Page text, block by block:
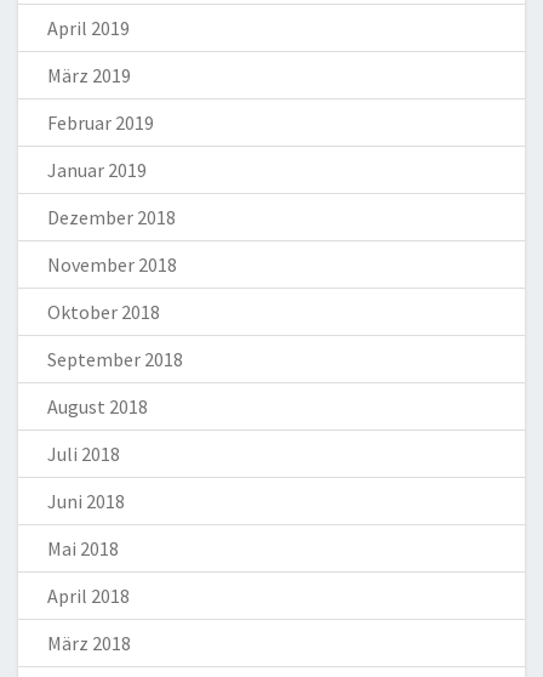
April 2019
März 2019
Februar 2019
Januar 2019
Dezember 2018
November 2018
Oktober 2018
September 2018
August 2018
Juli 2018
Juni 2018
Mai 2018
April 2018
März 2018